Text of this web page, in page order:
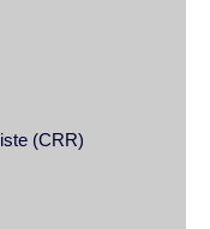
(CRR)